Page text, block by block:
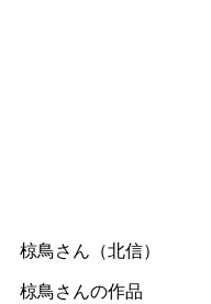
椋鳥さん（北信）
椋鳥さんの作品